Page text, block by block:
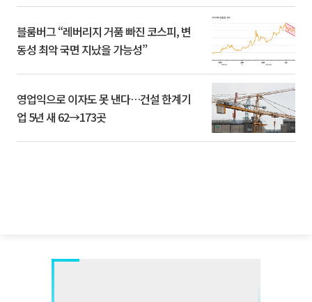
블룸버그 “레버리지 거품 빠진 코스피, 변
동성 최악 국면 지났을 가능성”
영업익으로 이자도 못 낸다…건설 한계기
업 5년 새 62→173곳